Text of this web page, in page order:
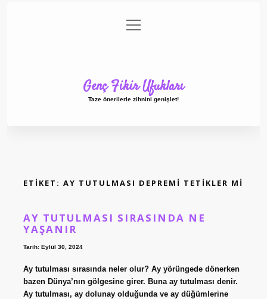
Gizlilik Politikası
menüyü
aç
Genç Fikir Ufukları
Taze önerilerle zihnini genişlet!
ETIKET: AY TUTULMASI DEPREMI TETIKLER MI
AY TUTULMASI SIRASINDA NE
YAŞANIR
Tarih: Eylül 30, 2024
Ay tutulması sırasında neler olur? Ay yörüngede dönerken
bazen Dünya’nın gölgesine girer. Buna ay tutulması denir.
Ay tutulması, ay dolunay olduğunda ve ay düğümlerine